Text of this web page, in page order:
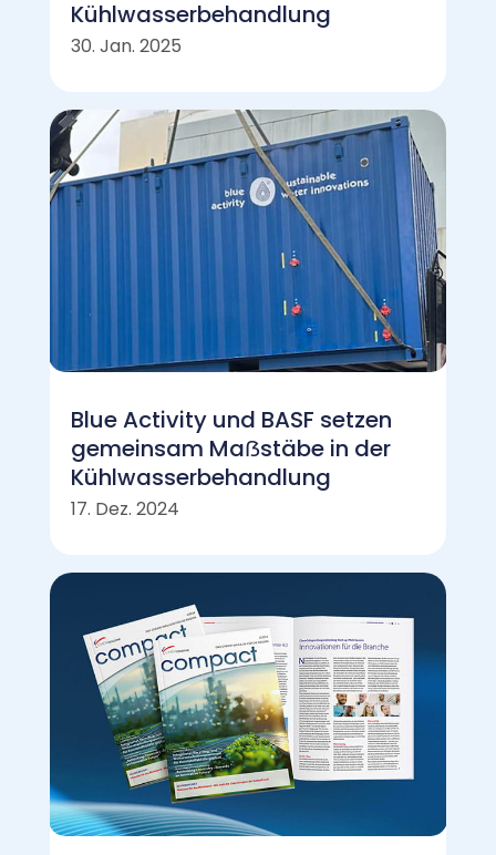
Kühlwasserbehandlung
30. Jan. 2025
Blue Activity und BASF setzen
gemeinsam Maẞstäbe in der
Kühlwasserbehandlung
17. Dez. 2024